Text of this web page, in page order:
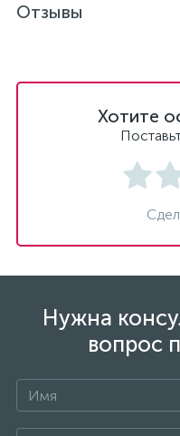
Отзывы
Хотите
Нужна
вопрос